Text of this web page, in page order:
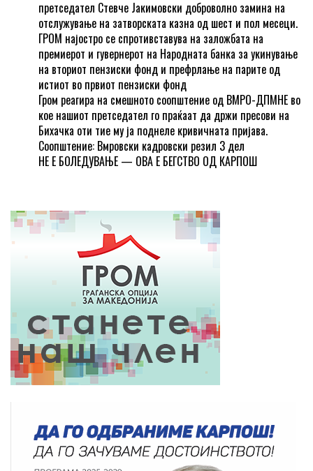
претседател Стевче Јакимовски доброволно замина на
отслужување на затворската казна од шест и пол месеци.
ГРОМ најостро се спротивставува на заложбата на
премиерот и гувернерот на Народната банка за укинување
на вториот пензиски фонд и префрлање на парите од
истиот во првиот пензиски фонд
Гром реагира на смешното соопштение од ВМРО-ДПМНЕ во
кое нашиот претседател го праќаат да држи пресови на
Бихачка оти тие му ја поднеле кривичната пријава.
Соопштение: Вмровски кадровски резил 3 дел
НЕ Е БОЛЕДУВАЊЕ — ОВА Е БЕГСТВО ОД КАРПОШ